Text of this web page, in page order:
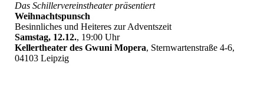
Das Schillervereinstheater präsentiert
Weihnachtspunsch
Besinnliches und Heiteres zur Adventszeit
Samstag, 12.12., 19:00 Uhr
Kellertheater des Gwuni Mopera, Sternwartenstraße 4-6,
04103 Leipzig